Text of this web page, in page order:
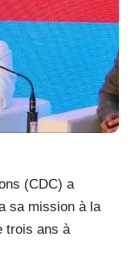
(CDC) a
sa mission à la
trois ans à